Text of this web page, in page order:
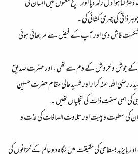
ہوا دل رکھ دیا اور صحیح معنوں میں انسان کی
ذاتی کی چہری کشائی کی ۔
شکست فاش دی اور آپ کے فیض سے مرجھائی ہوئی
ہی کے جوش و خروش کے دم سے تھی ، اور حضرت صدیق
رضی اللہ عنہ کرار اور شہید عالی مقام حضرت حسین
کی ہمی صفت ذات کی تجلیاں تھیں ۔
کی سطوت و ہیبت اور تلاوت الصافات کی لذت و
بایزید بسطامی کی حقیقت میں نگاہ دو عالم کے خزانوں کی